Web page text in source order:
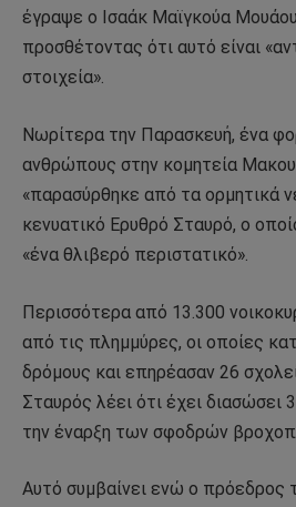
έγραψε ο Ισαάκ Μαϊγκούα
προσθέτοντας ότι αυτό είναι
στοιχεία».
Νωρίτερα την Παρασκευή, ένα
ανθρώπους στην κομητεία
«παρασύρθηκε από τα ορμητικά
κενυατικό Ερυθρό Σταυρό, ο
«ένα θλιβερό περιστατικό».
Περισσότερα από 13.300
από τις πλημμύρες, οι οποίες
δρόμους και επηρέασαν 26
Σταυρός λέει ότι έχει
την έναρξη των σφοδρών
Αυτό συμβαίνει ενώ ο πρόεδρος